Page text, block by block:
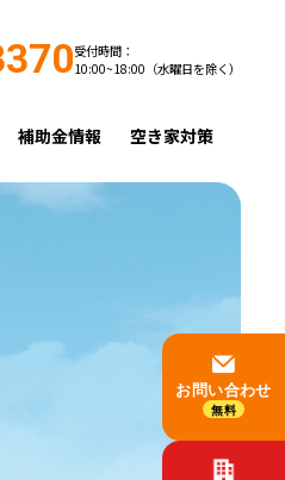
お問い合わせ
無料
受付時間：
10:00~18:00（水曜日を除く）
補助金情報 空き家対策